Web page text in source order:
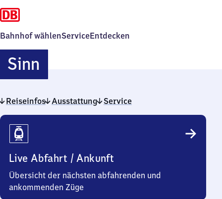
Bahnhof wählenServiceEntdecken
SinnSinn
Reiseinfos Ausstattung Service
Reiseinfos
Live Abfahrt / Ankunft
Übersicht der nächsten abfahrenden und
ankommenden Züge